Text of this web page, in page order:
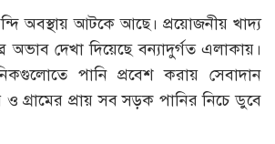
অবস্থায় আটকে আছে। প্রয়োজনীয় খাদ্য
অভাব দেখা দিয়েছে বন্যাদুর্গত এলাকায়।
পানি প্রবেশ করায় সেবাদান
ও গ্রামের প্রায় সব সড়ক পানির নিচে ডুবে